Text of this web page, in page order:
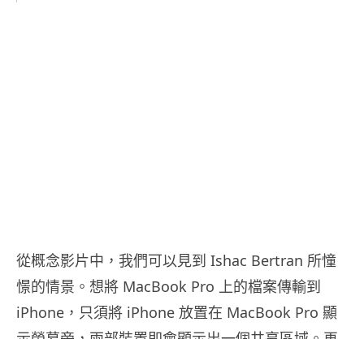
從概念影片中，我們可以見到 Ishac Bertran 所憧
憬的情景。想將 MacBook Pro 上的檔案傳輸到
iPhone，只須將 iPhone 放置在 MacBook Pro 顯